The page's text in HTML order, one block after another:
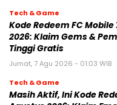
Tech & Game
Kode Redeem FC Mobile
2026: Klaim Gems &
Tinggi Gratis
Jumat, 7 Agu 2026 - 01:03 WIB
Tech & Game
Masih Aktif, Ini Kode